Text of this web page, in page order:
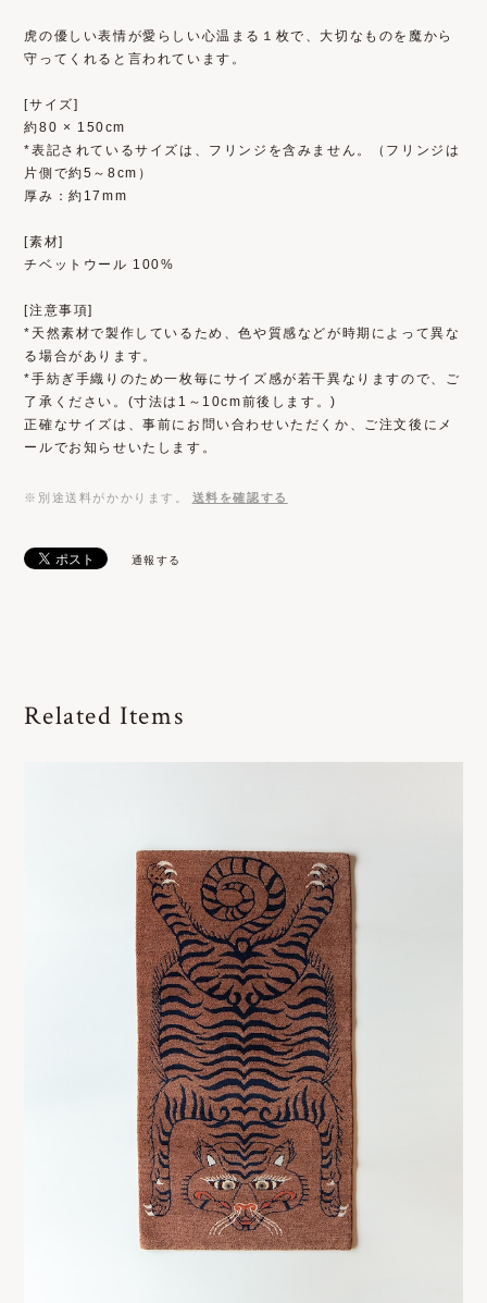
虎の優しい表情が愛らしい心温まる１枚で、大切なものを魔から
守ってくれると言われています。
[サイズ]
約80 × 150cm
*表記されているサイズは、フリンジを含みません。（フリンジは
片側で約5～8cm）
厚み：約17mm
[素材]
チベットウール 100%
[注意事項]
*天然素材で製作しているため、色や質感などが時期によって異な
る場合があります。
*手紡ぎ手織りのため一枚毎にサイズ感が若干異なりますので、ご
了承ください。(寸法は1～10cm前後します。)
正確なサイズは、事前にお問い合わせいただくか、ご注文後にメ
ールでお知らせいたします。
※別途送料がかかります。 送料を確認する
通報する
Related Items